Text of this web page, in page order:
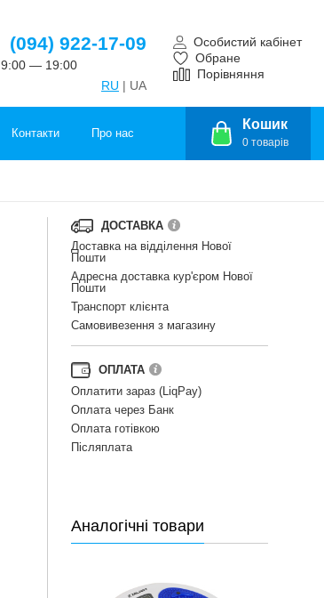
(094) 922-17-09
9:00 — 19:00
RU | UA
Особистий кабінет
Обране
Порівняння
Контакти Про нас
Кошик
0 товарів
ДОСТАВКА
Доставка на відділення Нової
Пошти
Адресна доставка кур'єром Нової
Пошти
Транспорт клієнта
Самовивезення з магазину
ОПЛАТА
Оплатити зараз (LiqPay)
Оплата через Банк
Оплата готівкою
Післяплата
Аналогічні товари